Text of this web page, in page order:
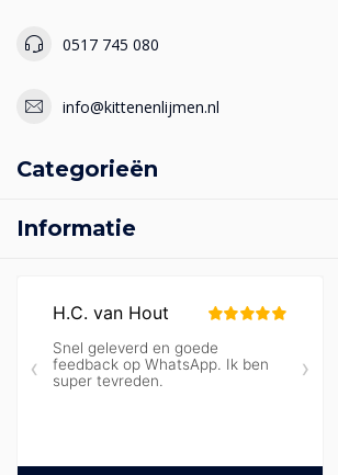
0517 745 080
info@kittenenlijmen.nl
Categorieën
Informatie